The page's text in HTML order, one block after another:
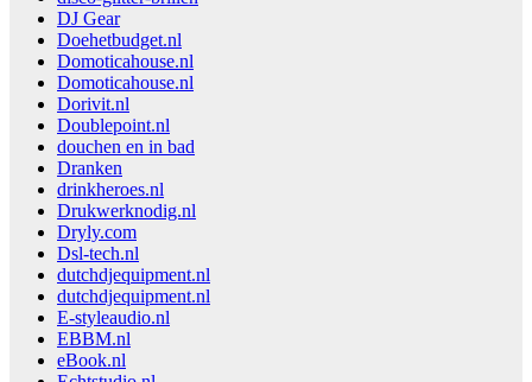
DJ Gear
Doehetbudget.nl
Domoticahouse.nl
Domoticahouse.nl
Dorivit.nl
Doublepoint.nl
douchen en in bad
Dranken
drinkheroes.nl
Drukwerknodig.nl
Dryly.com
Dsl-tech.nl
dutchdjequipment.nl
dutchdjequipment.nl
E-styleaudio.nl
EBBM.nl
eBook.nl